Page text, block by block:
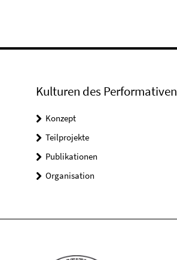
Kulturen des Performativen
Konzept
Teilprojekte
Publikationen
Organisation